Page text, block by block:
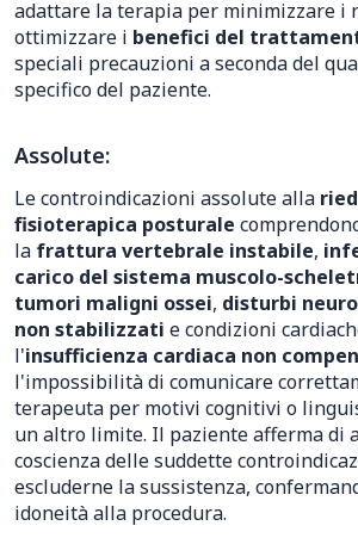
adattare la terapia per minimizzare i
ottimizzare i benefici del
speciali precauzioni a seconda del
specifico del paziente.
Assolute:
Le controindicazioni assolute alla
fisioterapica posturale
la frattura vertebrale instabile,
carico del sistema muscolo-
tumori maligni ossei, disturbi
non stabilizzati e condizioni
l'insufficienza cardiaca non
l'impossibilità di comunicare
terapeuta per motivi cognitivi o
un altro limite. Il paziente afferma di
coscienza delle suddette
escluderne la sussistenza,
idoneità alla procedura.